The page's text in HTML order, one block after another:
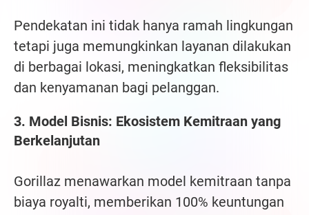
Pendekatan ini tidak hanya ramah lingkungan
tetapi juga memungkinkan layanan dilakukan
di berbagai lokasi, meningkatkan fleksibilitas
dan kenyamanan bagi pelanggan.
3. Model Bisnis: Ekosistem Kemitraan yang
Berkelanjutan
Gorillaz menawarkan model kemitraan tanpa
biaya royalti, memberikan 100% keuntungan